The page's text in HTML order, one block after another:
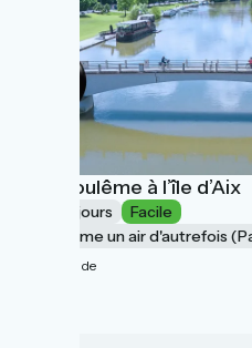
Angoulême à l’île d’Aix
8 jours
Facile
Comme un air d'autrefois
à partir de